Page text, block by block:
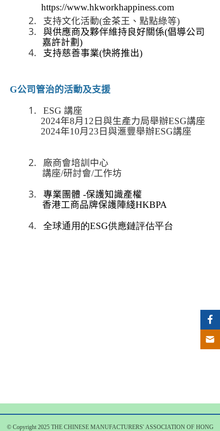
https://www.hkworkhappiness.com
2. 支持文化活動(金茶王、點點綠等)
3. 與供應商及夥伴維持良好關係(倡導公司
嘉許計劃)
4. 支持慈善事業(快將推出)
G公司管治的活動及支援
1.
ESG 講座
2024年8月12日與生產力局舉辦ESG講座
2024年10月23日與滙豐舉辦ESG講座
2.
廠商會培訓中心
講座/研討會/工作坊
3.
專業團體 -保護知識產權
香港工商品牌保護陣綫HKBPA
4. 全球通用的ESG供應鏈評估平台
© Copyright 2025 THE CHINESE MANUFACTURERS' ASSOCIATION OF HONG